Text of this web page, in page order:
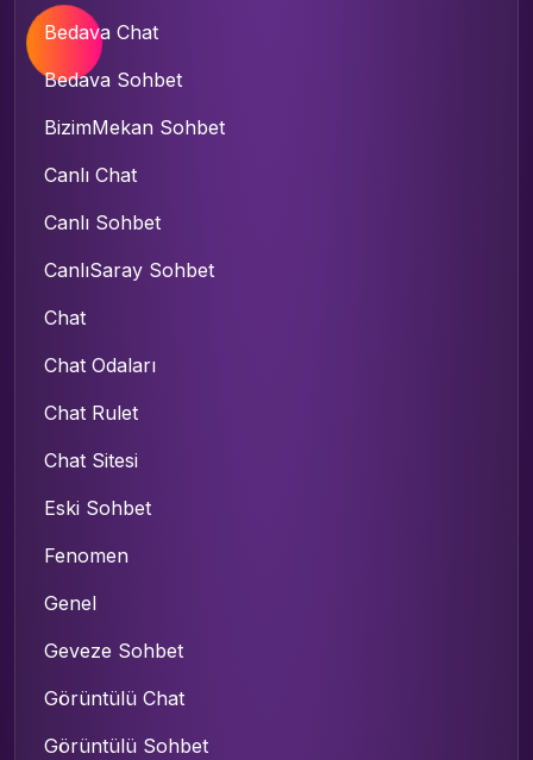
Bedava Chat
Bedava Sohbet
BizimMekan Sohbet
Canlı Chat
Canlı Sohbet
CanlıSaray Sohbet
Chat
Chat Odaları
Chat Rulet
Chat Sitesi
Eski Sohbet
Fenomen
Genel
Geveze Sohbet
Görüntülü Chat
Görüntülü Sohbet